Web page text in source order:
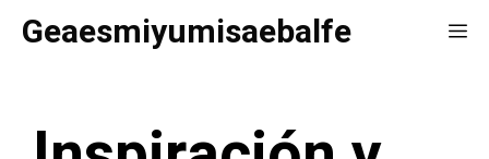
SaltarGeaesmiyumisaebalfe